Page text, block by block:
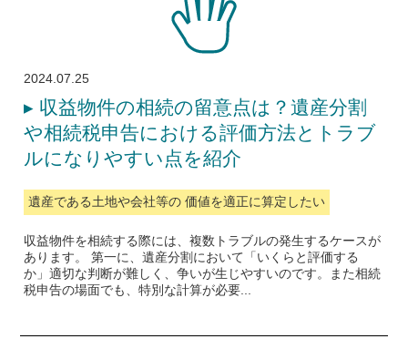
2024.07.25
▸ 収益物件の相続の留意点は？遺産分割
や相続税申告における評価方法とトラブ
ルになりやすい点を紹介
遺産である土地や会社等の 価値を適正に算定したい
収益物件を相続する際には、複数トラブルの発生するケースが
あります。 第一に、遺産分割において「いくらと評価する
か」適切な判断が難しく、争いが生じやすいのです。また相続
税申告の場面でも、特別な計算が必要...